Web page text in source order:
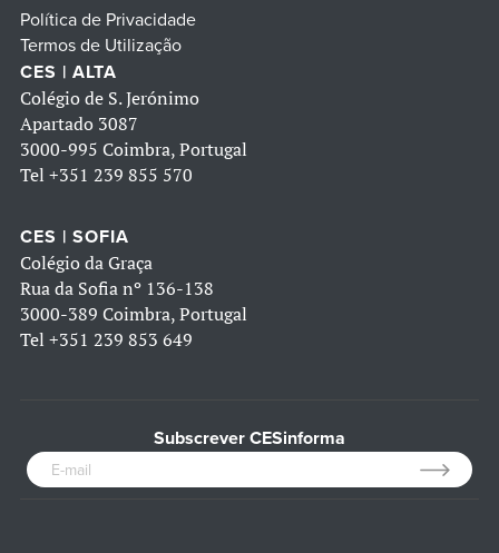
Política de Privacidade
Termos de Utilização
CES | ALTA
Colégio de S. Jerónimo
Apartado 3087
3000-995 Coimbra, Portugal
Tel +351 239 855 570
CES | SOFIA
Colégio da Graça
Rua da Sofia nº 136-138
3000-389 Coimbra, Portugal
Tel +351 239 853 649
Subscrever CESinforma